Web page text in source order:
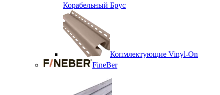
Корабельный Брус
Копмлектующие Vinyl-On
FineBer